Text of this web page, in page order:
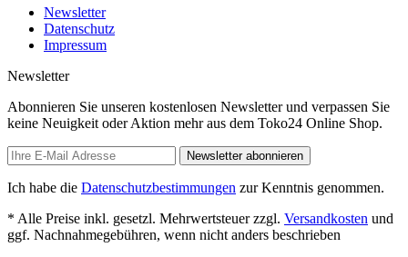
Newsletter
Datenschutz
Impressum
Newsletter
Abonnieren Sie unseren kostenlosen Newsletter und verpassen Sie
keine Neuigkeit oder Aktion mehr aus dem Toko24 Online Shop.
Newsletter abonnieren
Ich habe die Datenschutzbestimmungen zur Kenntnis genommen.
* Alle Preise inkl. gesetzl. Mehrwertsteuer zzgl. Versandkosten und
ggf. Nachnahmegebühren, wenn nicht anders beschrieben